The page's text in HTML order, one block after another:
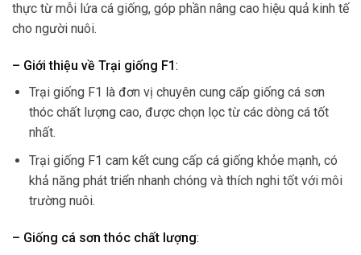
thực từ mỗi lứa cá giống, góp phần nâng cao hiệu quả kinh tế
cho người nuôi.
– Giới thiệu về Trại giống F1:
Trại giống F1 là đơn vị chuyên cung cấp giống cá sơn
thóc chất lượng cao, được chọn lọc từ các dòng cá tốt
nhất.
Trại giống F1 cam kết cung cấp cá giống khỏe mạnh, có
khả năng phát triển nhanh chóng và thích nghi tốt với môi
trường nuôi.
– Giống cá sơn thóc chất lượng: